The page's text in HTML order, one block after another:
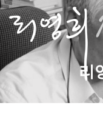
콘
텐
츠
로
바
로
가
기
리